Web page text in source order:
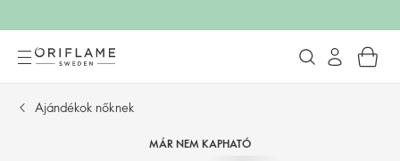
Ajándékok nőknek
MÁR NEM KAPHATÓ